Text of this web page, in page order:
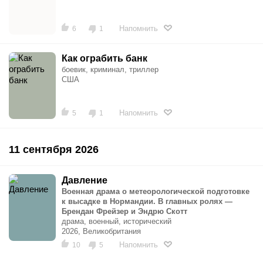
6 1 Напомнить
Как ограбить банк
боевик, криминал, триллер
США
5 1 Напомнить
11 сентября 2026
Давление
Военная драма о метеорологической подготовке
к высадке в Нормандии. В главных ролях —
Брендан Фрейзер и Эндрю Скотт
драма, военный, исторический
2026, Великобритания
10 5 Напомнить